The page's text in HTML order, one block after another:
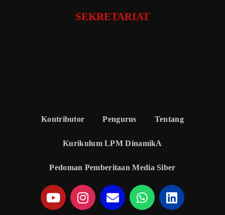
SEKRETARIAT
Kontributor Pengurus Tentang
Kurikulum LPM DinamikA
Pedoman Pemberitaan Media Siber